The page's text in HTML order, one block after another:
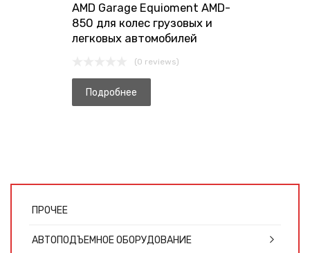
AMD Garage Equioment AMD-
850 для колес грузовых и
легковых автомобилей
(0 reviews)
Подробнее
ПРОЧЕЕ
АВТОПОДЪЕМНОЕ ОБОРУДОВАНИЕ